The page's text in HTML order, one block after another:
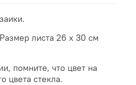
листа 26 х 30 см
помните, что цвет на
цвета стекла.